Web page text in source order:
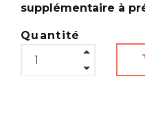
supplémentaire à
Quantité